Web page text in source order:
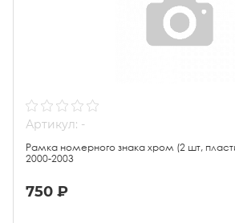
Артикул: -
Рамка номерного знака хром (2 шт,
2000-2003
750 ₽